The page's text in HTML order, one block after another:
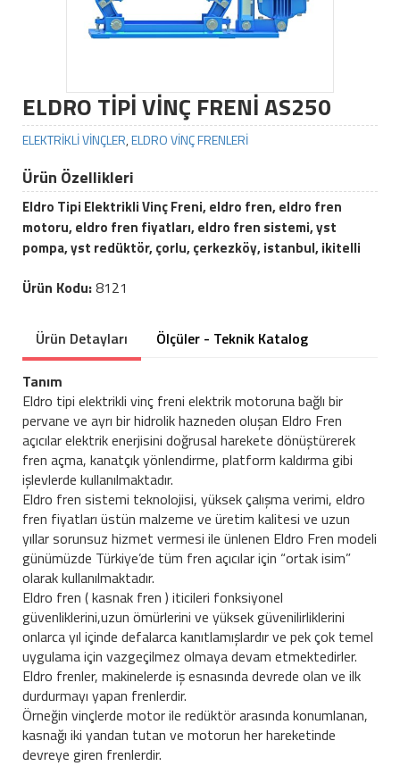
ELDRO TİPİ VİNÇ FRENİ AS250
ELEKTRİKLİ VİNÇLER,ELDRO VİNÇ FRENLERİ
Ürün Özellikleri
Eldro Tipi Elektrikli Vinç Freni, eldro fren, eldro fren
motoru, eldro fren fiyatları, eldro fren sistemi, yst
pompa, yst redüktör, çorlu, çerkezköy, istanbul, ikitelli
Ürün Kodu:8121
Ürün Detayları
Ölçüler - Teknik Katalog
Tanım
Eldro tipi elektrikli vinç freni elektrik motoruna bağlı bir
pervane ve ayrı bir hidrolik hazneden oluşan Eldro Fren
açıcılar elektrik enerjisini doğrusal harekete dönüştürerek
fren açma, kanatçık yönlendirme, platform kaldırma gibi
işlevlerde kullanılmaktadır.
Eldro fren sistemi teknolojisi, yüksek çalışma verimi, eldro
fren fiyatları üstün malzeme ve üretim kalitesi ve uzun
yıllar sorunsuz hizmet vermesi ile ünlenen Eldro Fren modeli
günümüzde Türkiye’de tüm fren açıcılar için “ortak isim”
olarak kullanılmaktadır.
Eldro fren ( kasnak fren ) iticileri fonksiyonel
güvenliklerini,uzun ömürlerini ve yüksek güvenilirliklerini
onlarca yıl içinde defalarca kanıtlamışlardır ve pek çok temel
uygulama için vazgeçilmez olmaya devam etmektedirler.
Eldro frenler, makinelerde iş esnasında devrede olan ve ilk
durdurmayı yapan frenlerdir.
Örneğin vinçlerde motor ile redüktör arasında konumlanan,
kasnağı iki yandan tutan ve motorun her hareketinde
devreye giren frenlerdir.